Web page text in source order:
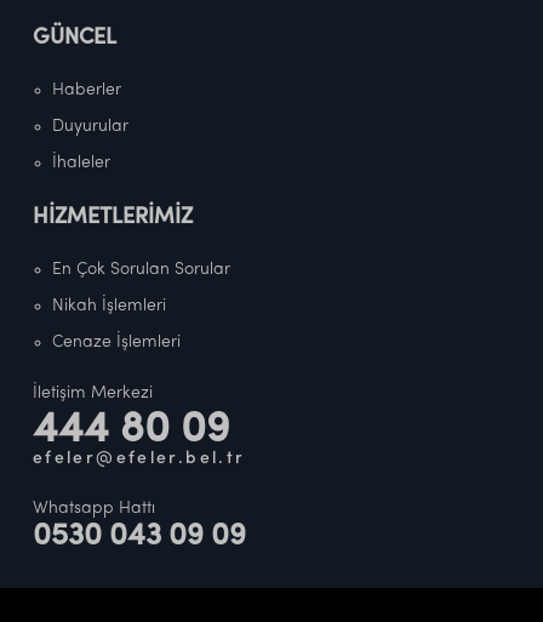
GÜNCEL
Haberler
Duyurular
İhaleler
HİZMETLERİMİZ
En Çok Sorulan Sorular
Nikah İşlemleri
Cenaze İşlemleri
İletişim Merkezi
444 80 09
efeler@efeler.bel.tr
Whatsapp Hattı
0530 043 09 09